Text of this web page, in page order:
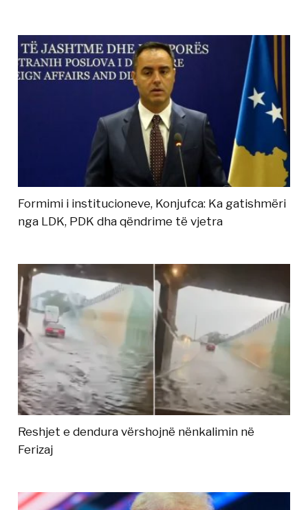
Formimi i institucioneve, Konjufca: Ka gatishmëri
nga LDK, PDK dha qëndrime të vjetra
Reshjet e dendura vërshojnë nënkalimin në
Ferizaj